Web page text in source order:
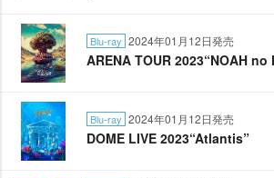
Blu-ray 2024年01月12日発売
ARENA TOUR 2023“NOAH no
Blu-ray 2024年01月12日発売
DOME LIVE 2023“Atlantis”